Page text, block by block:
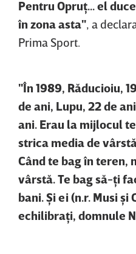
Pentru Opruţ... el
în zona asta", a
Prima Sport.
"În 1989, Răducioiu,
de ani, Lupu, 22 de
ani. Erau la mijlocul
strica media de
Când te bag în teren,
vârstă. Te bag să-ţi
bani. Şi ei (n.r. Musi
echilibraţi, domnule